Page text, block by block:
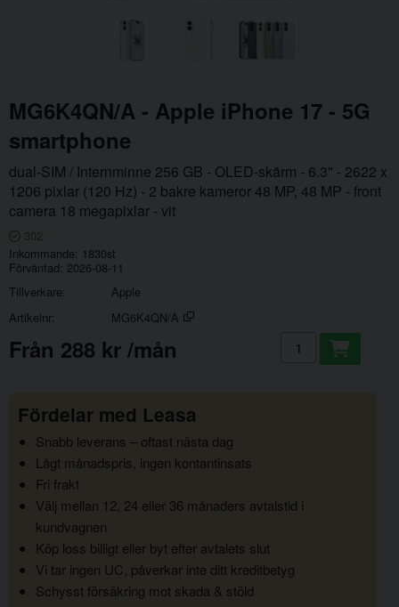
MG6K4QN/A - Apple iPhone 17 - 5G
smartphone
dual-SIM / Internminne 256 GB - OLED-skärm - 6.3" - 2622 x
1206 pixlar (120 Hz) - 2 bakre kameror 48 MP, 48 MP - front
camera 18 megapixlar - vit
302
Inkommande
1830st
Förväntad 2026-08-11
Tillverkare
Apple
Artikelnr
MG6K4QN/A
från 288 kr /mån Lägg i kundvagn
Fördelar med Leasa
Snabb leverans – oftast nästa dag
Lågt månadspris, ingen kontantinsats
Fri frakt
Välj mellan 12, 24 eller 36 månaders avtalstid i
kundvagnen
Köp loss billigt eller byt efter avtalets slut
Vi tar ingen UC, påverkar inte ditt kreditbetyg
Schysst försäkring mot skada & stöld